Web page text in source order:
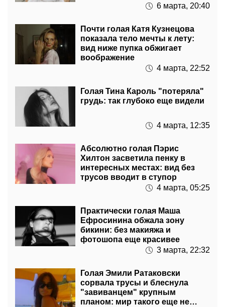
6 марта, 20:40
Почти голая Катя Кузнецова
показала тело мечты к лету:
вид ниже пупка обжигает
воображение
4 марта, 22:52
Голая Тина Кароль "потеряла"
грудь: так глубоко еще видели
4 марта, 12:35
Абсолютно голая Пэрис
Хилтон засветила пенку в
интересных местах: вид без
трусов вводит в ступор
4 марта, 05:25
Практически голая Маша
Ефросинина обжала зону
бикини: без макияжа и
фотошопа еще красивее
3 марта, 22:32
Голая Эмили Ратаковски
сорвала трусы и блеснула
"завиванцем" крупным
планом: мир такого еще не